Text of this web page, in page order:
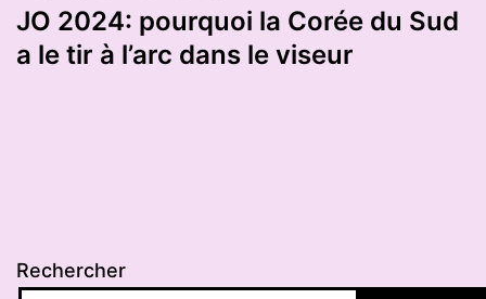
JO 2024: pourquoi la Corée du Sud
a le tir à l’arc dans le viseur
Rechercher